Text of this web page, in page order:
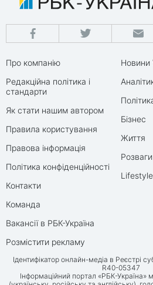
Про компанію
Редакційна політика і
стандарти
Як стати нашим автором
Правила користування
Правова інформація
Політика конфіденційності
Контакти
Команда
Вакансії в РБК-Україна
Розмістити рекламу
Новини
Бізнес
Життя
Розваги
Lifestyle
Ідентифікатор онлайн-медіа в Реєстрі
R40-05347
Інформаційний портал «РБК-Україна»